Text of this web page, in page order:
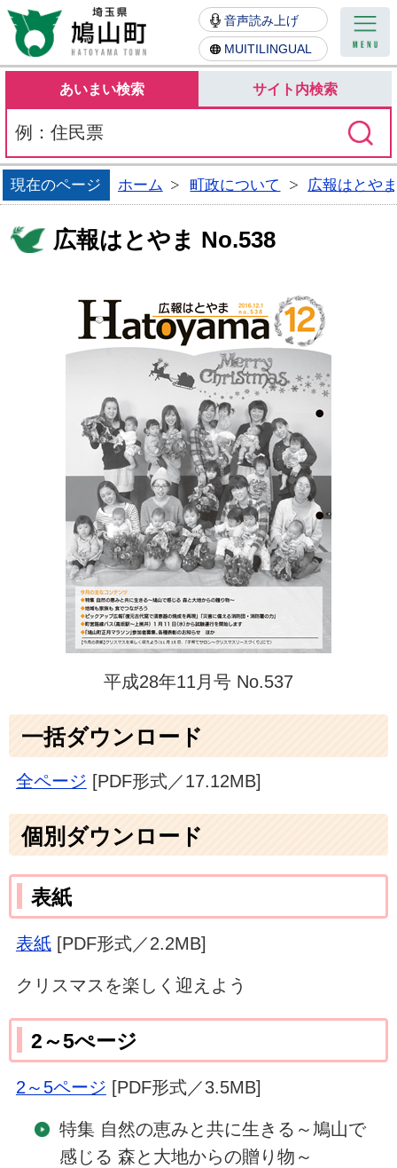
鳩山町
音声読み上げ
MUITILINGUAL
あいまい検索 サイト内検索
現在のページ ホーム 町政について 広報はとや
広報はとやま No.538
平成28年11月号 No.537
一括ダウンロード
全ページ [PDF形式／17.12MB]
個別ダウンロード
表紙
表紙[PDF形式／2.2MB]
クリスマスを楽しく迎えよう
2～5ぺージ
2～5ページ [PDF形式／3.5MB]
特集 自然の恵みと共に生きる～鳩山で
感じる 森と大地からの贈り物～